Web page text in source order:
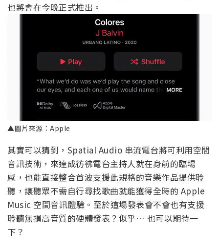
也將會在今晚正式推出。
▲圖片來源：Apple
其實可以猜到，Spatial Audio 串流電台將可利用空間
音訊技術，來達成彷彿電台主持人就在身前的臨場
感，也能直接整合首波支援此規格的音樂作品提供聆
聽，讓聽眾不需自行尋找歌曲就能獲得全時的 Apple
Music 空間音訊體驗。至於這場發表會不會也有支援
聆聽無損高音質的硬體發表？似乎… 也可以期待一
下？